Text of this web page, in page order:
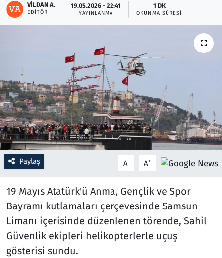
VILDAN A.
EDITÖR
19.05.2026 - 22:41
YAYINLANMA
1 DK
OKUNMA SÜRESI
Paylaş A- A+
19 Mayıs Atatürk'ü Anma, Gençlik ve Spor
Bayramı kutlamaları çerçevesinde Samsun
Limanı içerisinde düzenlenen törende, Sahil
Güvenlik ekipleri helikopterlerle uçuş
gösterisi sundu.
Ramazan
Rüya Tabirleri
Sağlık
Savunma Sanayi
Seçim 2023
Teknoloji ve Bilim
Televizyon